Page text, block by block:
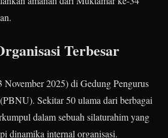
Terbesar
November 2025) di Gedung Pengurus
Sekitar 50 ulama dari berbagai
dalam sebuah silaturahim yang
dinamika internal organisasi.